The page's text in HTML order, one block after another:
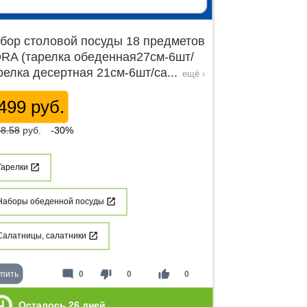
столовой посуды 18 предметов
(тарелка обеденная27см-6шт/
десертная 21см-6шт/са... ещё ›
руб.
руб. -30%
обеденной посуды
салатники
thumb_down 0 thumb_up 0
mode_comment 0
Осталось 26 дней